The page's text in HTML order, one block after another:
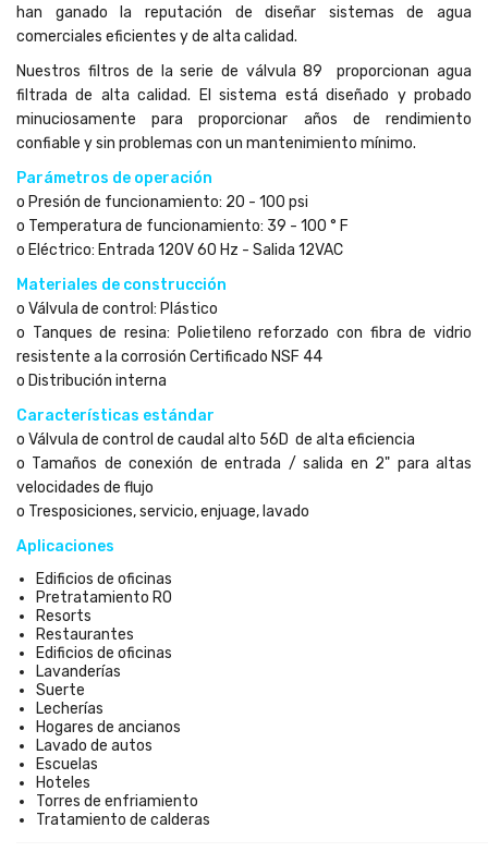
han ganado la reputación de diseñar sistemas de agua
comerciales eficientes y de alta calidad.
Nuestros filtros de la serie de válvula 89 proporcionan agua
filtrada de alta calidad. El sistema está diseñado y probado
minuciosamente para proporcionar años de rendimiento
confiable y sin problemas con un mantenimiento mínimo.
Parámetros de operación
o Presión de funcionamiento: 20 - 100 psi
o Temperatura de funcionamiento: 39 - 100 ° F
o Eléctrico: Entrada 120V 60 Hz - Salida 12VAC
Materiales de construcción
o Válvula de control: Plástico
o Tanques de resina: Polietileno reforzado con fibra de vidrio
resistente a la corrosión Certificado NSF 44
o Distribución interna
Características estándar
o Válvula de control de caudal alto 56D de alta eficiencia
o Tamaños de conexión de entrada / salida en 2" para altas
velocidades de flujo
o Tresposiciones, servicio, enjuage, lavado
Aplicaciones
Edificios de oficinas
Pretratamiento RO
Resorts
Restaurantes
Edificios de oficinas
Lavanderías
Suerte
Lecherías
Hogares de ancianos
Lavado de autos
Escuelas
Hoteles
Torres de enfriamiento
Tratamiento de calderas